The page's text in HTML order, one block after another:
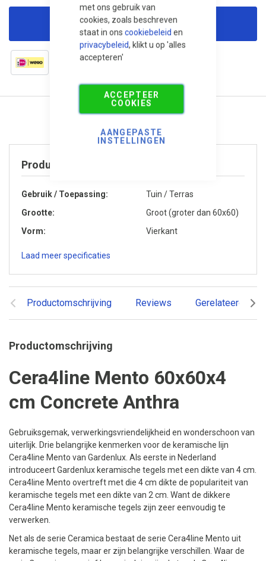
met ons gebruik van
cookies, zoals beschreven
staat in ons cookiebeleid en
privacybeleid, klikt u op 'alles
accepteren'
ACCEPTEER
COOKIES
AANGEPASTE
INSTELLINGEN
Korting aanvragen
Productomschrijving Reviews Gerelateerde
Productomschrijving
Cera4line Mento 60x60x4
cm Concrete Anthra
Gebruiksgemak, verwerkingsvriendelijkheid en wonderschoon van
uiterlijk. Drie belangrijke kenmerken voor de keramische lijn
Cera4line Mento van Gardenlux. Als eerste in Nederland
introduceert Gardenlux keramische tegels met een dikte van 4 cm.
Cera4line Mento overtreft met die 4 cm dikte de populariteit van
keramische tegels met een dikte van 2 cm. Want de dikkere
Cera4line Mento keramische tegels zijn zeer eenvoudig te
verwerken.
Net als de serie Ceramica bestaat de serie Cera4line Mento uit
keramische tegels, maar er zijn belangrijke verschillen. Waar de
Product specificaties
Gebruik / Toepassing
Tuin / Terras
Grootte
Groot (groter dan 60x60)
Vorm
Vierkant
Laad meer specificaties